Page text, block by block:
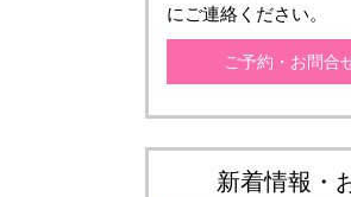
にご連絡ください。
ご予約・お問合
新着情報・